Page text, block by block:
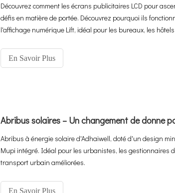
Découvrez comment les écrans publicitaires LCD pour
défis en matière de portée. Découvrez pourquoi ils
l'affichage numérique Lift, idéal pour les bureaux, les
En Savoir Plus
Abribus solaires – Un changement de donne
Abribus à énergie solaire d'Adhaiwell, doté d'un design
Mupi intégré. Idéal pour les urbanistes, les gestionnaires
transport urbain améliorées.
En Savoir Plus